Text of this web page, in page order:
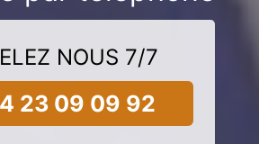
NOUS 7/7
23 09 09 92